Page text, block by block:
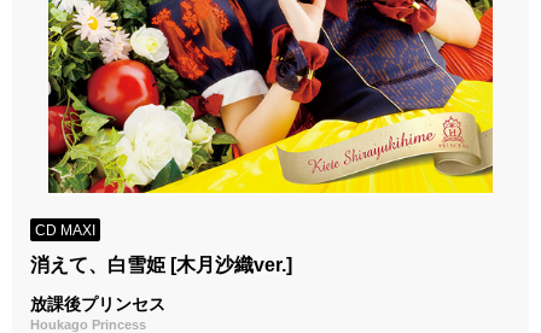
CD MAXI
消えて、白雪姫 [木月沙織ver.]
放課後プリンセス
Houkago Princess